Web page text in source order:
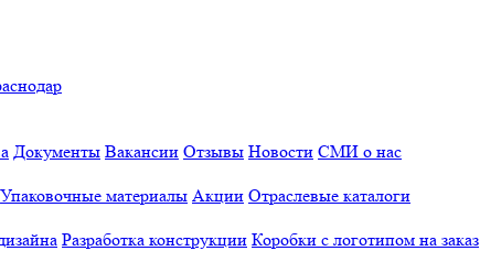
Документы Вакансии Отзывы Новости СМИ о нас
Упаковочные материалы Акции Отраслевые каталоги
Разработка конструкции Коробки с логотипом на заказ